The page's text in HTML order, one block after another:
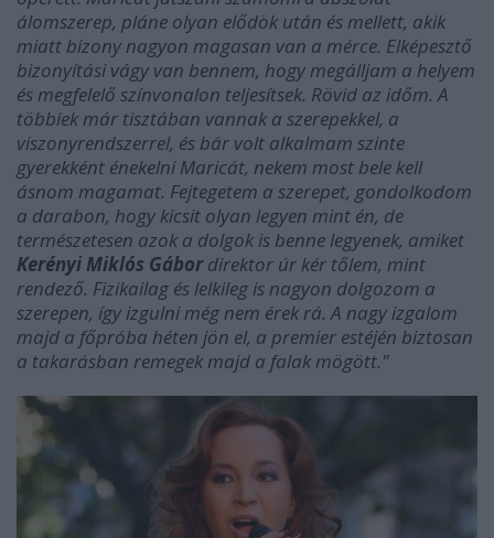
álomszerep, pláne olyan elődök után és mellett, akik
miatt bizony nagyon magasan van a mérce. Elképesztő
bizonyítási vágy van bennem, hogy megálljam a helyem
és megfelelő színvonalon teljesítsek. Rövid az időm. A
többiek már tisztában vannak a szerepekkel, a
viszonyrendszerrel, és bár volt alkalmam szinte
gyerekként énekelni Maricát, nekem most bele kell
ásnom magamat. Fejtegetem a szerepet, gondolkodom
a darabon, hogy kicsit olyan legyen mint én, de
természetesen azok a dolgok is benne legyenek, amiket
Kerényi Miklós Gábordirektor úr kér tőlem, mint
rendező. Fizikailag és lelkileg is nagyon dolgozom a
szerepen, így izgulni még nem érek rá. A nagy izgalom
majd a főpróba héten jön el, a premier estéjén biztosan
a takarásban remegek majd a falak mögött."